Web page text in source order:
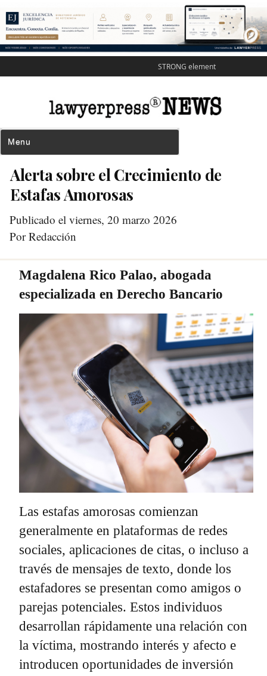
STRONG element
Alerta sobre el Crecimiento de
Estafas Amorosas
Publicado el viernes, 20 marzo 2026
Por Redacción
Magdalena Rico Palao, abogada
especializada en Derecho Bancario
Las estafas amorosas comienzan
generalmente en plataformas de redes
sociales, aplicaciones de citas, o incluso a
través de mensajes de texto, donde los
estafadores se presentan como amigos o
parejas potenciales. Estos individuos
desarrollan rápidamente una relación con
la víctima, mostrando interés y afecto e
introducen oportunidades de inversión